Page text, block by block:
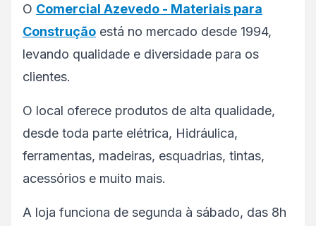
O Comercial Azevedo - Materiais para
Construção está no mercado desde 1994,
levando qualidade e diversidade para os
clientes.
O local oferece produtos de alta qualidade,
desde toda parte elétrica, Hidráulica,
ferramentas, madeiras, esquadrias, tintas,
acessórios e muito mais.
A loja funciona de segunda à sábado, das 8h